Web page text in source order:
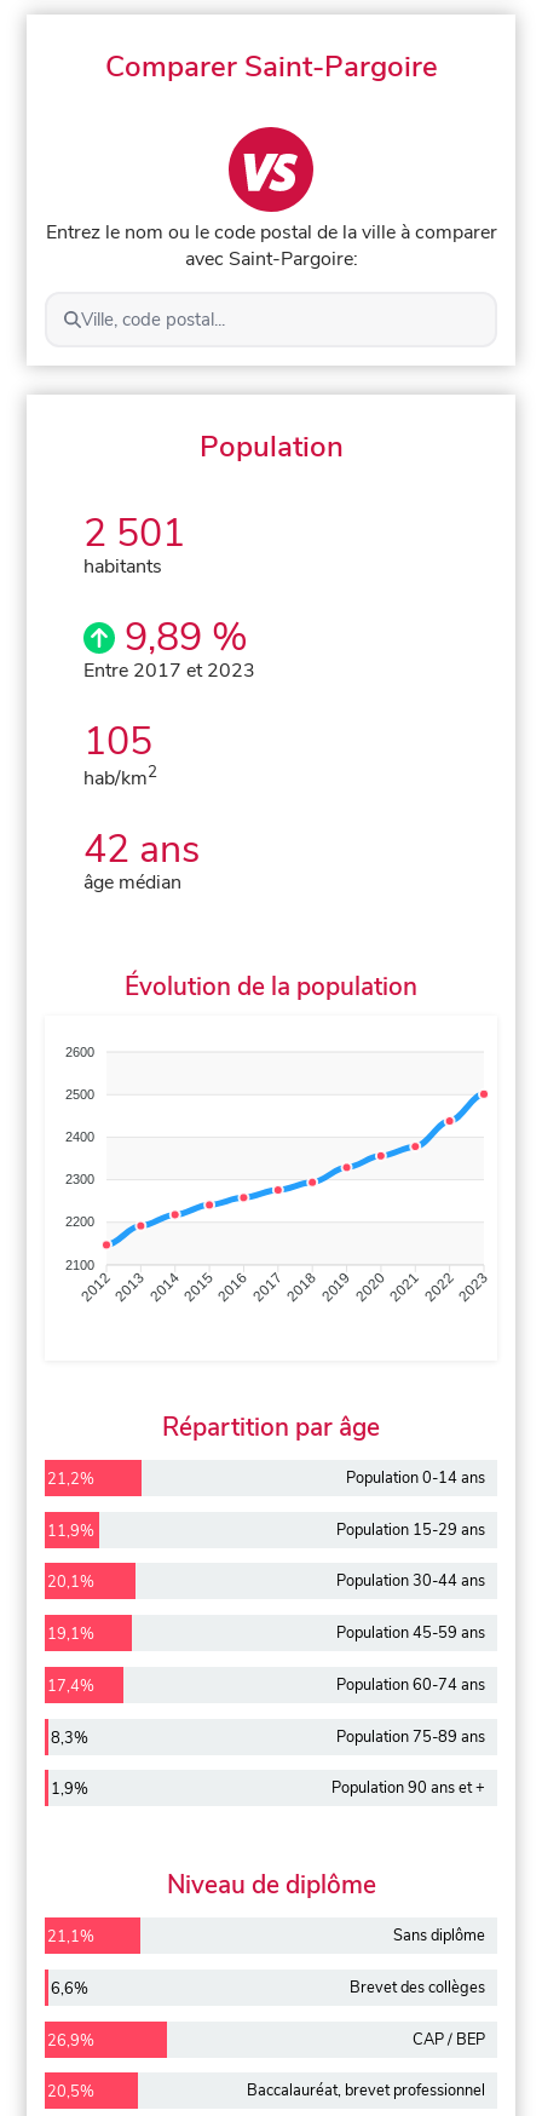
Comparer Saint-Pargoire
Entrez le nom ou le code postal de la ville à comparer
avec Saint-Pargoire:
Ville, code postal...
Population
2 501
habitants
9,89 %
Entre 2017 et 2023
105
hab/km2
42 ans
âge médian
Évolution de la population
2600
2500
2400
2300
2200
2100
201220132014201520162017 20182019 2020202120222023
Répartition par âge
21,2% Population 0-14 ans
11,9% Population 15-29 ans
20,1% Population 30-44 ans
19,1% Population 45-59 ans
17,4% Population 60-74 ans
8,3% Population 75-89 ans
1,9% Population 90 ans et +
Niveau de diplôme
21,1% Sans diplôme
6,6% Brevet des collèges
26,9% CAP / BEP
20,5% Baccalauréat, brevet professionnel